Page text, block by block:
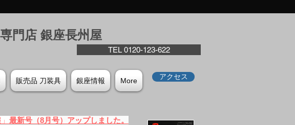
門店 銀座⻑州屋
TEL 0120-123-622
販売品 刀装具 銀座情報 More アクセス
最新号（8月号）アップしました。